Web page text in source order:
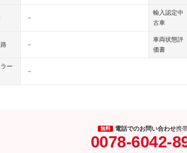
－
輸入認定中
古車
－
車両状態評
価書
ー
－
無料 電話でのお問い合わせ携
0078-6042-